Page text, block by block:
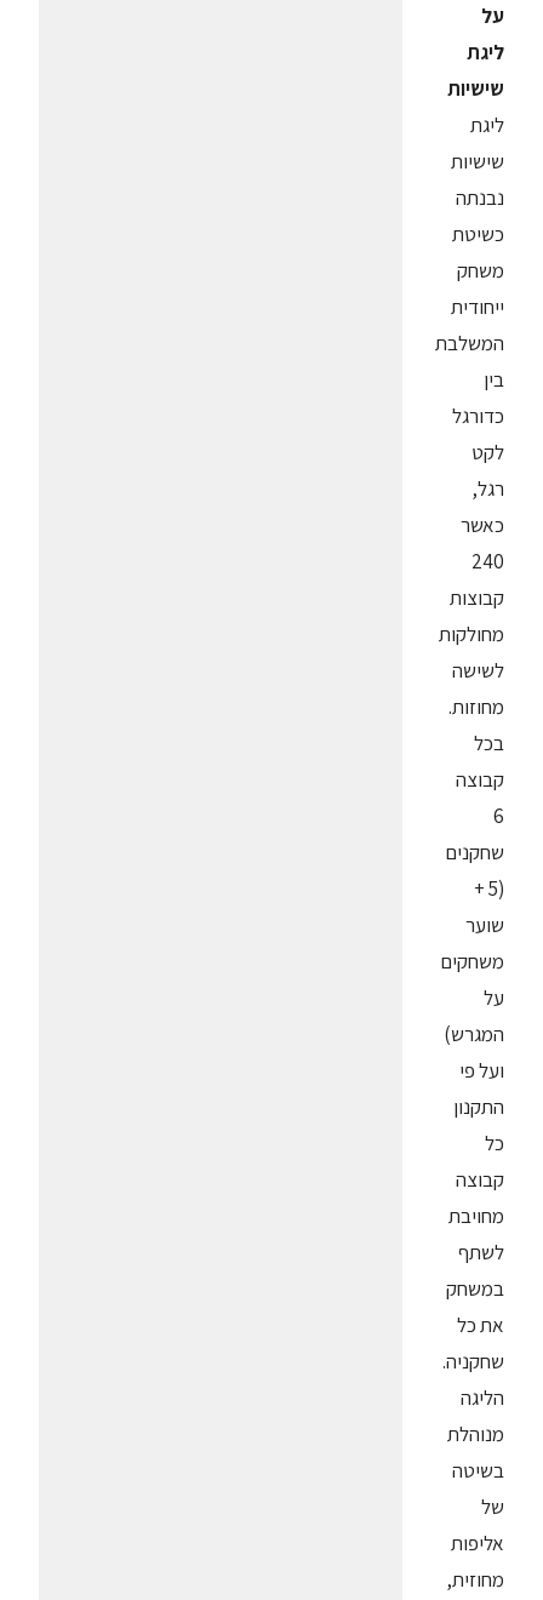
על
ליגת
שישיות
ליגת
שישיות
נבנתה
כשיטת
משחק
ייחודית
המשלבת
בין
כדורגל
לקט
רגל,
כאשר
240
קבוצות
מחולקות
לשישה
מחוזות.
בכל
קבוצה
6
שחקנים
(5 +
שוער
משחקים
על
המגרש)
ועל פי
התקנון
כל
קבוצה
מחויבת
לשתף
במשחק
את כל
שחקניה.
הליגה
מנוהלת
בשיטה
של
אליפות
מחוזית,